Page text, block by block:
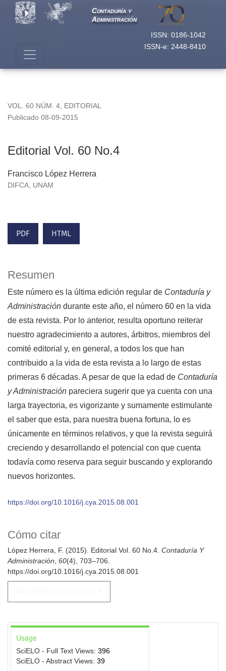
ISSN: 0186-1042
ISSN-e: 2448-8410
Contaduría y
Administración
VOL. 60 NÚM. 4 EDITORIAL
Editorial Vol. 60 No.4
Publicado 08-09-2015
Francisco López Herrera
DIFCA, UNAM
PDF HTML
Cómo citar
López Herrera, F. (2015). Editorial Vol. 60 No.4. Contaduría Y
Administración 60(4), 703–706.
https://doi.org/10.1016/j.cya.2015.08.001
Usage
SciELO - Full Text Views: 396
SciELO - Abstract Views: 39
Resumen
Este número es la última edición regular de Contaduría y
Administración durante este año, el número 60 en la vida
de esta revista. Por lo anterior, resulta oportuno reiterar
nuestro agradecimiento a autores, árbitros, miembros del
comité editorial y, en general, a todos los que han
contribuido a la vida de esta revista a lo largo de estas
primeras 6 décadas. A pesar de que la edad de Contaduría
y Administración pareciera sugerir que ya cuenta con una
larga trayectoria, es vigorizante y sumamente estimulante
el saber que esta, para nuestra buena fortuna, lo es
únicamente en términos relativos, y que la revista seguirá
creciendo y desarrollando el potencial con que cuenta
todavía como reserva para seguir buscando y explorando
nuevos horizontes.
https://doi.org/10.1016/j.cya.2015.08.001